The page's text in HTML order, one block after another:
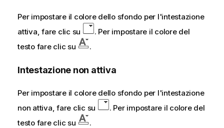
Per impostare il colore dello sfondo per l'intestazione
attiva, fare clic su
. Per impostare il colore del
testo fare clic su
.
Intestazione non attiva
Per impostare il colore dello sfondo per l'intestazione
non attiva, fare clic su
. Per impostare il colore del
testo fare clic su
.